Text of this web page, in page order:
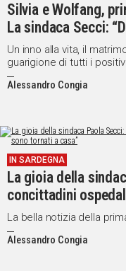
Silvia e Wolfang,
La sindaca Secci:
anche Covid free”
Un inno alla vita, il
guarigione di tutti i
Alessandro Congia
IN SARDEGNA
La gioia della
concittadini
tornati a casa”
La bella notizia della
Alessandro Congia